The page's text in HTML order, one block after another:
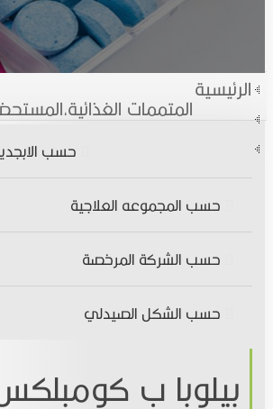
الأدوية الكيميائية
المتممات الغذائية,المستحضرات الصحية
المقالات الطبية
تواصل معنا
اتصل بنـا
الرئيسية
المتممات
حسب
حسب المجموعه العلاجية
حسب الشركة المرخصة
حسب الشكل الصيدلي
بيلوبا ب